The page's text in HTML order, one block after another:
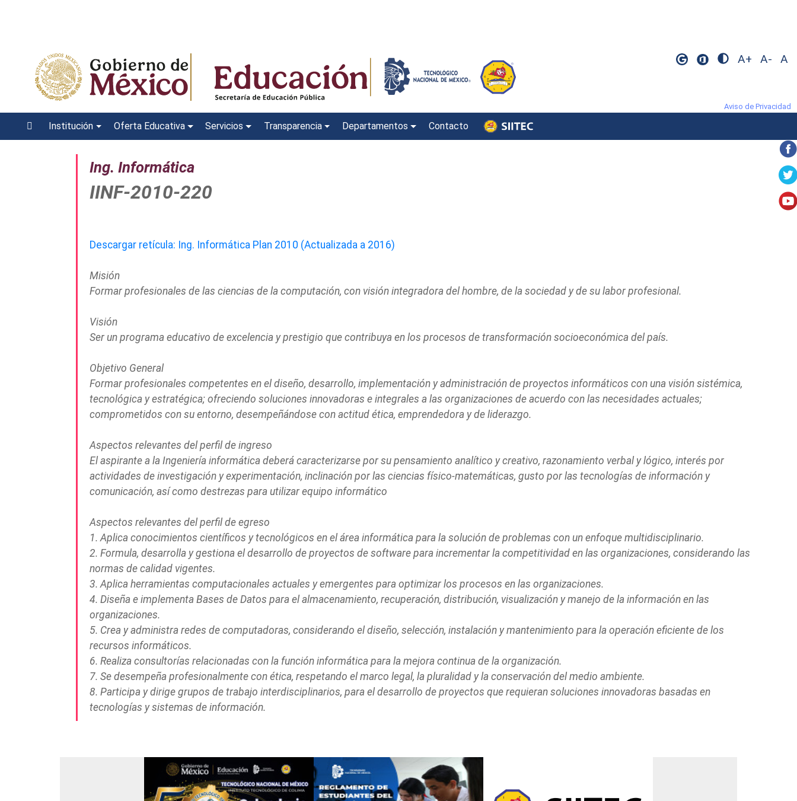
A+ A- A
Aviso de Privacidad
Institución Oferta Educativa Servicios Transparencia Departamentos Contacto
Ing. Informática
IINF-2010-220
Descargar retícula: Ing. Informática Plan 2010 (Actualizada a 2016)
Misión
Formar profesionales de las ciencias de la computación, con visión integradora del hombre, de la sociedad y de su labor profesional.
Visión
Ser un programa educativo de excelencia y prestigio que contribuya en los procesos de transformación socioeconómica del país.
Objetivo General
Formar profesionales competentes en el diseño, desarrollo, implementación y administración de proyectos informáticos con una visión sistémica,
tecnológica y estratégica; ofreciendo soluciones innovadoras e integrales a las organizaciones de acuerdo con las necesidades actuales;
comprometidos con su entorno, desempeñándose con actitud ética, emprendedora y de liderazgo.
Aspectos relevantes del perfil de ingreso
El aspirante a la Ingeniería informática deberá caracterizarse por su pensamiento analítico y creativo, razonamiento verbal y lógico, interés por
actividades de investigación y experimentación, inclinación por las ciencias físico-matemáticas, gusto por las tecnologías de información y
comunicación, así como destrezas para utilizar equipo informático
Aspectos relevantes del perfil de egreso
1. Aplica conocimientos científicos y tecnológicos en el área informática para la solución de problemas con un enfoque multidisciplinario.
2. Formula, desarrolla y gestiona el desarrollo de proyectos de software para incrementar la competitividad en las organizaciones, considerando las
normas de calidad vigentes.
3. Aplica herramientas computacionales actuales y emergentes para optimizar los procesos en las organizaciones.
4. Diseña e implementa Bases de Datos para el almacenamiento, recuperación, distribución, visualización y manejo de la información en las
organizaciones.
5. Crea y administra redes de computadoras, considerando el diseño, selección, instalación y mantenimiento para la operación eficiente de los
recursos informáticos.
6. Realiza consultorías relacionadas con la función informática para la mejora continua de la organización.
7. Se desempeña profesionalmente con ética, respetando el marco legal, la pluralidad y la conservación del medio ambiente.
8. Participa y dirige grupos de trabajo interdisciplinarios, para el desarrollo de proyectos que requieran soluciones innovadoras basadas en
tecnologías y sistemas de información.